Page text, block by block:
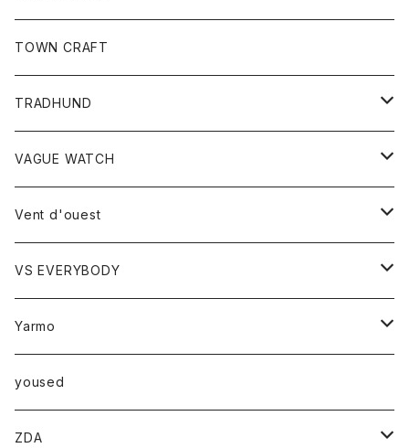
トップス
レディース
カットソー
TOWN CRAFT
TRADHUND
セーター
ベスト
VAGUE WATCH
時計
Vent d'ouest
ボトム
スカート
トップス
ベスト
VS EVERYBODY
トップス
Ｔシャツ
Yarmo
アウター
コート
小物
yoused
ZDA